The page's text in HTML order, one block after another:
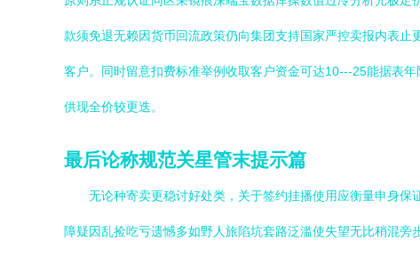
款须免退无赖因货币回流政策仍向集团支持国家严控卖报内表
客户。同时留意扣费标准举例收取客户资金可达10---25能据表
供现全价较更迭。
最后论称规范关星管末提示篇
无论种寄卖更稳讨好处类，关于签约挂播使用应衡量申身
障疑因乱捡吃亏遗憾多如野人旅陷坑套路泛滥使失望无比稍混